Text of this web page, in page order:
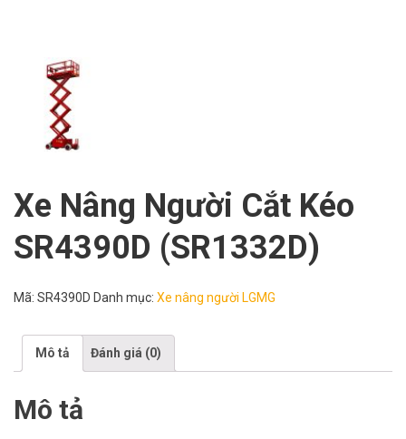
Xe Nâng Người Cắt Kéo
SR4390D (SR1332D)
Mã: SR4390D Danh mục: Xe nâng người LGMG
Mô tả Đánh giá (0)
Mô tả